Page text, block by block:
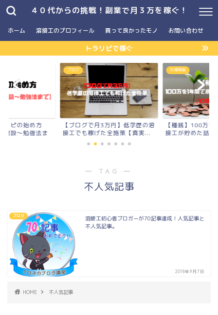
４０代からの挑戦！副業で月３万を稼ぐ！
ホーム 溶接工のプロフィール 買って良かったモノ お問い合わせ
トラリピで稼ぐ
リピの始め方
開設〜勉強法ま
ブログ
【ブログで月3万円】低学歴の溶
接工でも稼げた全施策【真実...
お得情報
【種銭】100万
接工が貯めた話
― TAG ―
不人気記事
ブログ
溶接工初心者ブロガーが70記事達成！人気記事と
不人気記事。
2018年9月7日
HOME 不人気記事